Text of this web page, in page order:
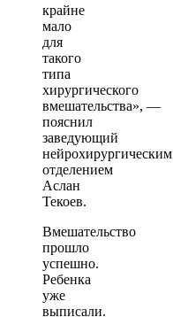
крайне
мало
для
такого
типа
хирургического
вмешательства», —
пояснил
заведующий
нейрохирургическим
отделением
Аслан
Текоев.
Вмешательство
прошло
успешно.
Ребенка
уже
выписали.